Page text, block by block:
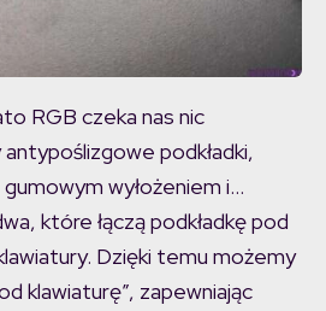
RGB czeka nas nic
podkładki,
wyłożeniem i…
które łączą podkładkę pod
Dzięki temu możemy
klawiaturę”, zapewniając